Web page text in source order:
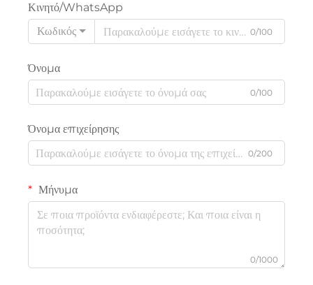
Κινητό/WhatsApp
Κωδικός
0/100
Όνομα
0/100
Όνομα επιχείρησης
0/200
Μήνυμα
0/1000